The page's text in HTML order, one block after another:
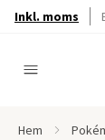
Inkl. moms
Hem